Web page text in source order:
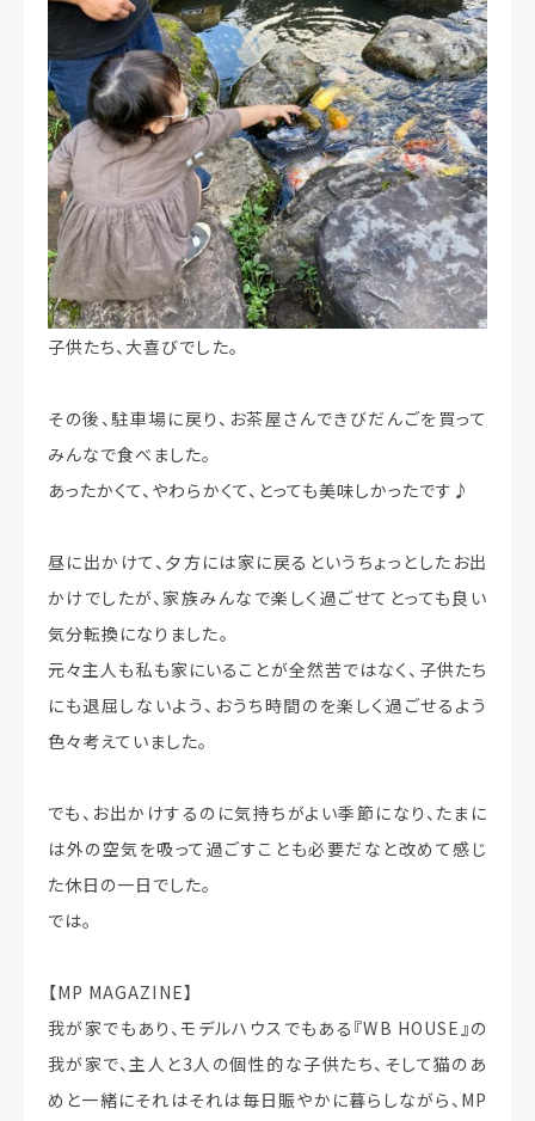
子供たち、大喜びでした。
その後、駐車場に戻り、お茶屋さんできびだんごを買って
みんなで食べました。
あったかくて、やわらかくて、とっても美味しかったです♪
昼に出かけて、夕方には家に戻るというちょっとしたお出
かけでしたが、家族みんなで楽しく過ごせてとっても良い
気分転換になりました。
元々主人も私も家にいることが全然苦ではなく、子供たち
にも退屈しないよう、おうち時間のを楽しく過ごせるよう
色々考えていました。
でも、お出かけするのに気持ちがよい季節になり、たまに
は外の空気を吸って過ごすことも必要だなと改めて感じ
た休日の一日でした。
では。
【MP MAGAZINE】
我が家でもあり、モデルハウスでもある『WB HOUSE』の
我が家で、主人と3人の個性的な子供たち、そして猫のあ
めと一緒にそれはそれは毎日賑やかに暮らしながら、MP